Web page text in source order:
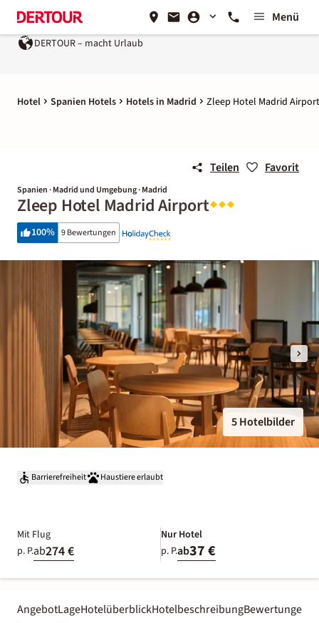
Menü
DERTOUR – macht Urlaub
Hotel Spanien Hotels Hotels in Madrid Zleep Hotel Madrid Airport
Teilen Favorit
Spanien · Madrid und Umgebung · Madrid
Zleep Hotel Madrid Airport
100% 9 Bewertungen
5 Hotelbilder
Barrierefreiheit Haustiere erlaubt
Mit Flug
p. P.ab274 €
Nur Hotel
p. P.ab37 €
AngebotLageHotelüberblickHotelbeschreibungBewertungen